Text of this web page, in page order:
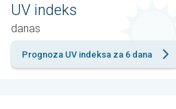
UV indeks
danas
Prognoza UV indeksa za 6 dana